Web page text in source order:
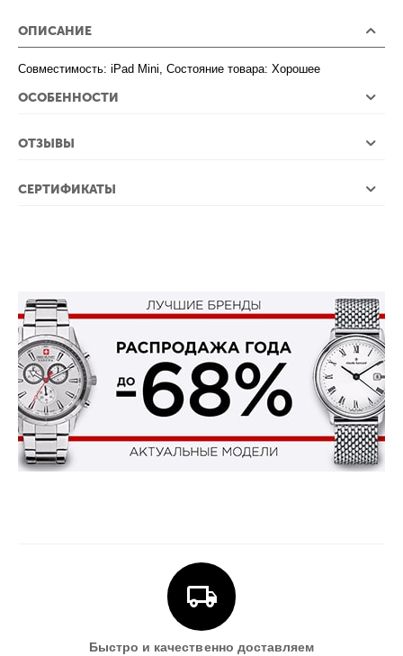
ОПИСАНИЕ
Совместимость: iPad Mini, Состояние товара: Хорошее
ОСОБЕННОСТИ
ОТЗЫВЫ
СЕРТИФИКАТЫ
Быстро и качественно доставляем